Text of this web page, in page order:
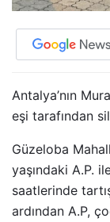
Antalya’nın
eşi tarafından
Güzeloba
yaşındaki A.P.
saatlerinde
ardından A.P,